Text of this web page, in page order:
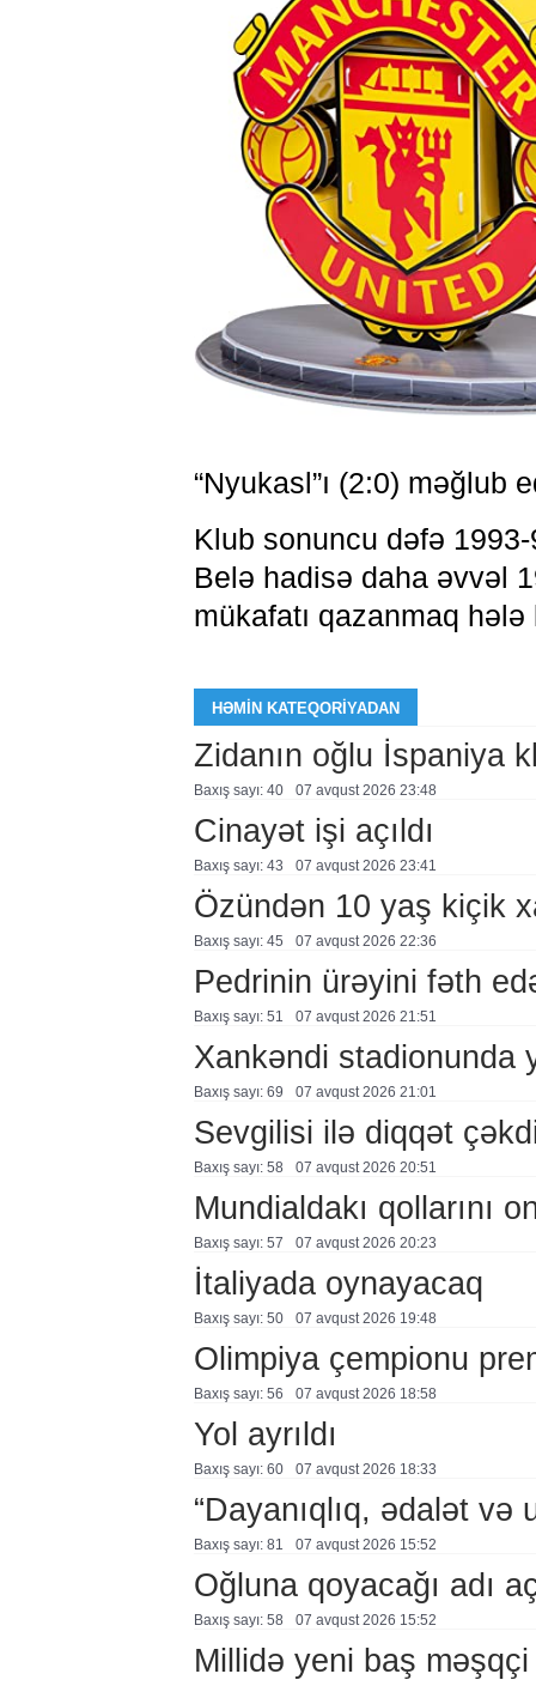
“Nyukasl”ı (2:0) məğlub
Klub sonuncu dəfə
Belə hadisə daha əvvəl
mükafatı qazanmaq
HƏMIN KATEQORIYADAN
Zidanın oğlu İspaniya
Baxış sayı: 40 07 avqust 2026 23:48
Cinayət işi açıldı
Baxış sayı: 43 07 avqust 2026 23:41
Özündən 10 yaş kiçik
Baxış sayı: 45 07 avqust 2026 22:36
Pedrinin ürəyini fəth
Baxış sayı: 51 07 avqust 2026 21:51
Xankəndi stadionunda
Baxış sayı: 69 07 avqust 2026 21:01
Sevgilisi ilə diqqət
Baxış sayı: 58 07 avqust 2026 20:51
Mundialdakı qollarını
Baxış sayı: 57 07 avqust 2026 20:23
İtaliyada oynayacaq
Baxış sayı: 50 07 avqust 2026 19:48
Olimpiya çempionu
Baxış sayı: 56 07 avqust 2026 18:58
Yol ayrıldı
Baxış sayı: 60 07 avqust 2026 18:33
“Dayanıqlıq, ədalət
Baxış sayı: 81 07 avqust 2026 15:52
Oğluna qoyacağı adı
Baxış sayı: 58 07 avqust 2026 15:52
Millidə yeni baş məşqçi